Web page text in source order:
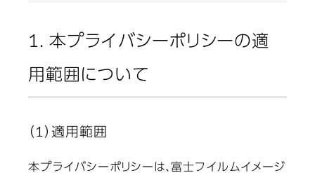
1. 本プライバシーポリシーの適
用範囲について
（1）適用範囲
本プライバシーポリシーは、富士フイルムイメージ